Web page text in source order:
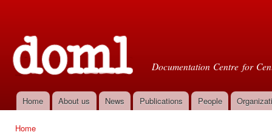
Documentation Centre for
Main menu
Home About us News Publications People
Home